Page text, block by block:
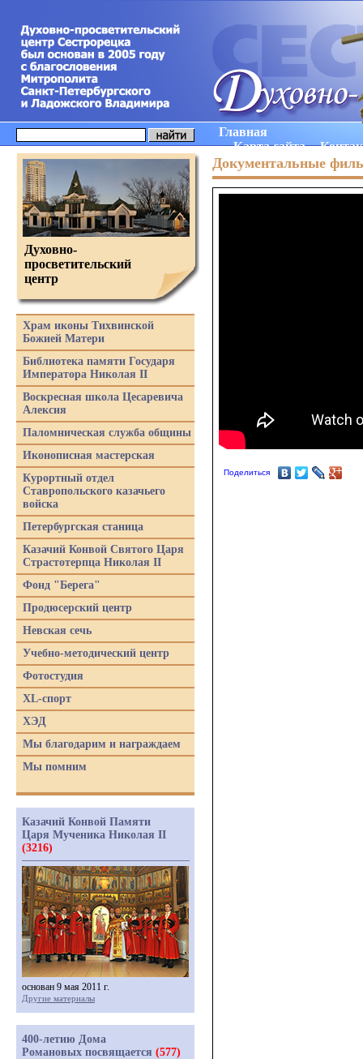
Главная
Карта сайта
Документальные
Поделиться
Духовно-
просветительский
центр
Храм иконы Тихвинской
Божией Матери
Библиотека памяти Государя
Императора Николая II
Воскресная школа Цесаревича
Алексия
Паломническая служба общины
Иконописная мастерская
Курортный отдел
Ставропольского казачьего
войска
Петербургская станица
Казачий Конвой Святого Царя
Страстотерпца Николая II
Фонд "Берега"
Продюсерский центр
Невская сечь
Учебно-методический центр
Фотостудия
XL-спорт
ХЭД
Мы благодарим и награждаем
Мы помним
Казачий Конвой Памяти
Царя Мученика Николая II
(3216)
основан 9 мая 2011 г.
Другие материалы
400-летию Дома
Романовых посвящается (577)